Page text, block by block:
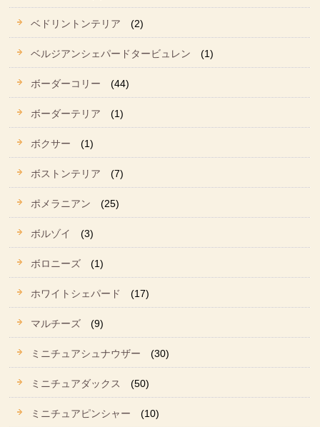
ベドリントンテリア (2)
ベルジアンシェパードタービュレン (1)
ボーダーコリー (44)
ボーダーテリア (1)
ボクサー (1)
ボストンテリア (7)
ポメラニアン (25)
ボルゾイ (3)
ボロニーズ (1)
ホワイトシェパード (17)
マルチーズ (9)
ミニチュアシュナウザー (30)
ミニチュアダックス (50)
ミニチュアピンシャー (10)